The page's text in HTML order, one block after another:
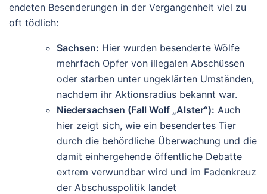
endeten Besenderungen in der Vergangenheit viel zu
oft tödlich:
Sachsen: Hier wurden besenderte Wölfe
mehrfach Opfer von illegalen Abschüssen
oder starben unter ungeklärten Umständen,
nachdem ihr Aktionsradius bekannt war.
Niedersachsen (Fall Wolf „Alster“): Auch
hier zeigt sich, wie ein besendertes Tier
durch die behördliche Überwachung und die
damit einhergehende öffentliche Debatte
extrem verwundbar wird und im Fadenkreuz
der Abschusspolitik landet